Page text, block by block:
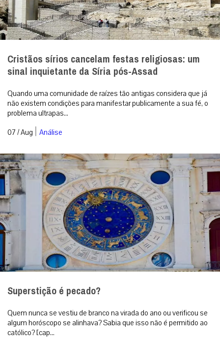
Cristãos sírios cancelam festas religiosas: um
sinal inquietante da Síria pós-Assad
Quando uma comunidade de raízes tão antigas considera que já
não existem condições para manifestar publicamente a sua fé, o
problema ultrapas...
07 / Aug | Análise
Superstição é pecado?
Quem nunca se vestiu de branco na virada do ano ou verificou se
algum horóscopo se alinhava? Sabia que isso não é permitido ao
católico? [cap...